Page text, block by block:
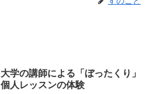
大学の講師による「ぼったくり」
個人レッスンの体験